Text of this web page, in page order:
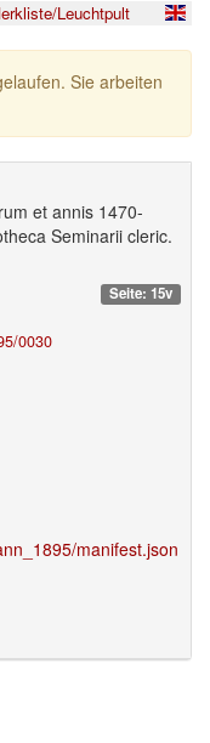
Leuchtpult
Sie arbeiten
et annis 1470-
Seminarii cleric.
Seite: 15v
0030
manifest.json